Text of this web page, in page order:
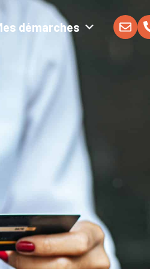
démarches